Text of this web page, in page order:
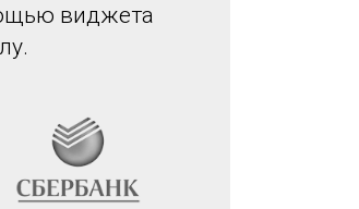
виджета